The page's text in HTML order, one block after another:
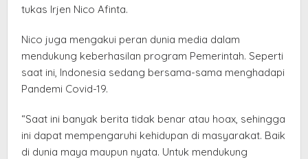
tukas Irjen Nico Afinta.
Nico juga mengakui peran dunia media dalam
mendukung keberhasilan program Pemerintah. Seperti
saat ini, Indonesia sedang bersama-sama menghadapi
Pandemi Covid-19.
“Saat ini banyak berita tidak benar atau hoax, sehingga
ini dapat mempengaruhi kehidupan di masyarakat. Baik
di dunia maya maupun nyata. Untuk mendukung